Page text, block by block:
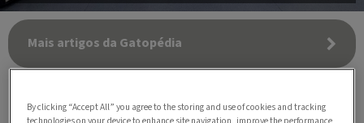
Mais artigos da Gatopédia
By clicking “Accept All” you agree to the storing and use of cookies and tracking